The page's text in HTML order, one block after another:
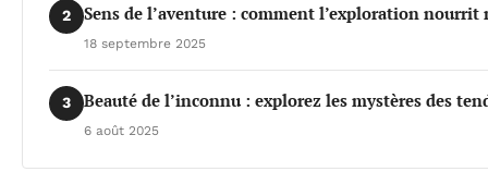
2 Sens de l’aventure : comment l’exploration nourrit
18 septembre 2025
3 Beauté de l’inconnu : explorez les mystères des
6 août 2025